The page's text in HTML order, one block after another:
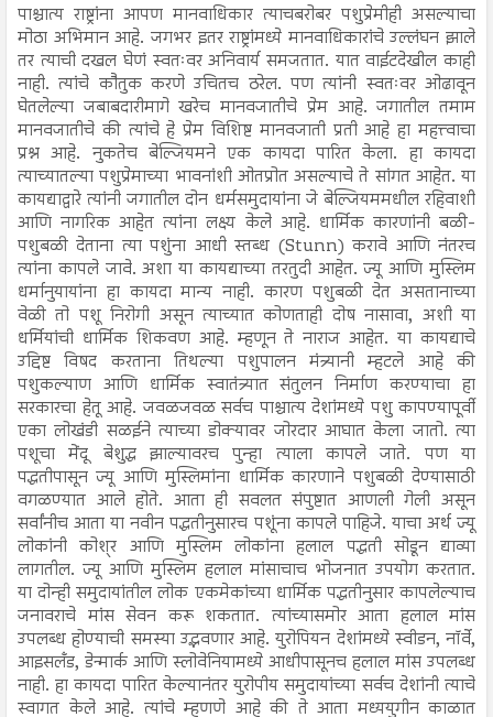
पाश्चात्य राष्ट्रांना आपण मानवाधिकार त्याचबरोबर पशुप्रेमीही असल्याचा
मोठा अभिमान आहे. जगभर इतर राष्ट्रांमध्ये मानवाधिकारांचे उल्लंघन झाले
तर त्याची दखल घेणं स्वतःवर अनिवार्य समजतात. यात वाईटदेखील काही
नाही. त्यांचे कौतुक करणे उचितच ठरेल. पण त्यांनी स्वतःवर ओढावून
घेतलेल्या जबाबदारीमागे खरेच मानवजातीचे प्रेम आहे. जगातील तमाम
मानवजातीचे की त्यांचे हे प्रेम विशिष्ट मानवजाती प्रती आहे हा महत्त्वाचा
प्रश्न आहे. नुकतेच बेल्जियमने एक कायदा पारित केला. हा कायदा
त्याच्यातल्या पशुप्रेमाच्या भावनांशी ओतप्रोत असल्याचे ते सांगत आहेत. या
कायद्याद्वारे त्यांनी जगातील दोन धर्मसमुदायांना जे बेल्जियममधील रहिवाशी
आणि नागरिक आहेत त्यांना लक्ष्य केले आहे. धार्मिक कारणांनी बळी-
पशुबळी देताना त्या पशुंना आधी स्तब्ध (Stunn) करावे आणि नंतरच
त्यांना कापले जावे. अशा या कायद्याच्या तरतुदी आहेत. ज्यू आणि मुस्लिम
धर्मानुयायांना हा कायदा मान्य नाही. कारण पशुबळी देत असतानाच्या
वेळी तो पशू निरोगी असून त्याच्यात कोणताही दोष नासावा, अशी या
धर्मियांची धार्मिक शिकवण आहे. म्हणून ते नाराज आहेत. या कायद्याचे
उद्दिष्ट विषद करताना तिथल्या पशुपालन मंत्र्यानी म्हटले आहे की
पशुकल्याण आणि धार्मिक स्वातंत्र्यात संतुलन निर्माण करण्याचा हा
सरकारचा हेतू आहे. जवळजवळ सर्वच पाश्चात्य देशांमध्ये पशु कापण्यापूर्वी
एका लोखंडी सळईने त्याच्या डोक्यावर जोरदार आघात केला जातो. त्या
पशूचा मेंदू बेशुद्ध झाल्यावरच पुन्हा त्याला कापले जाते. पण या
पद्धतीपासून ज्यू आणि मुस्लिमांना धार्मिक कारणाने पशुबळी देण्यासाठी
वगळण्यात आले होते. आता ही सवलत संपुष्टात आणली गेली असून
सर्वांनीच आता या नवीन पद्धतीनुसारच पशूंना कापले पाहिजे. याचा अर्थ ज्यू
लोकांनी कोश्‌र आणि मुस्लिम लोकांना हलाल पद्धती सोडून द्याव्या
लागतील. ज्यू आणि मुस्लिम हलाल मांसाचाच भोजनात उपयोग करतात.
या दोन्ही समुदायांतील लोक एकमेकांच्या धार्मिक पद्धतीनुसार कापलेल्याच
जनावराचे मांस सेवन करू शकतात. त्यांच्यासमोर आता हलाल मांस
उपलब्ध होण्याची समस्या उद्भवणार आहे. युरोपियन देशांमध्ये स्वीडन, नॉर्वे,
आइसलँड, डेन्मार्क आणि स्लोवेनियामध्ये आधीपासूनच हलाल मांस उपलब्ध
नाही. हा कायदा पारित केल्यानंतर युरोपीय समुदायांच्या सर्वच देशांनी त्याचे
स्वागत केले आहे. त्यांचे म्हणणे आहे की ते आता मध्ययुगीन काळात